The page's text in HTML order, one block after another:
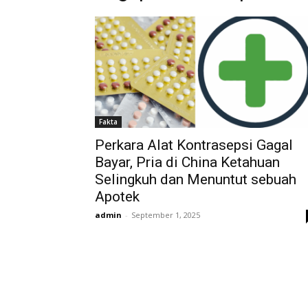
Fakta
Perkara Alat Kontrasepsi Gagal
Bayar, Pria di China Ketahuan
Selingkuh dan Menuntut sebuah
Apotek
admin - September 1, 2025